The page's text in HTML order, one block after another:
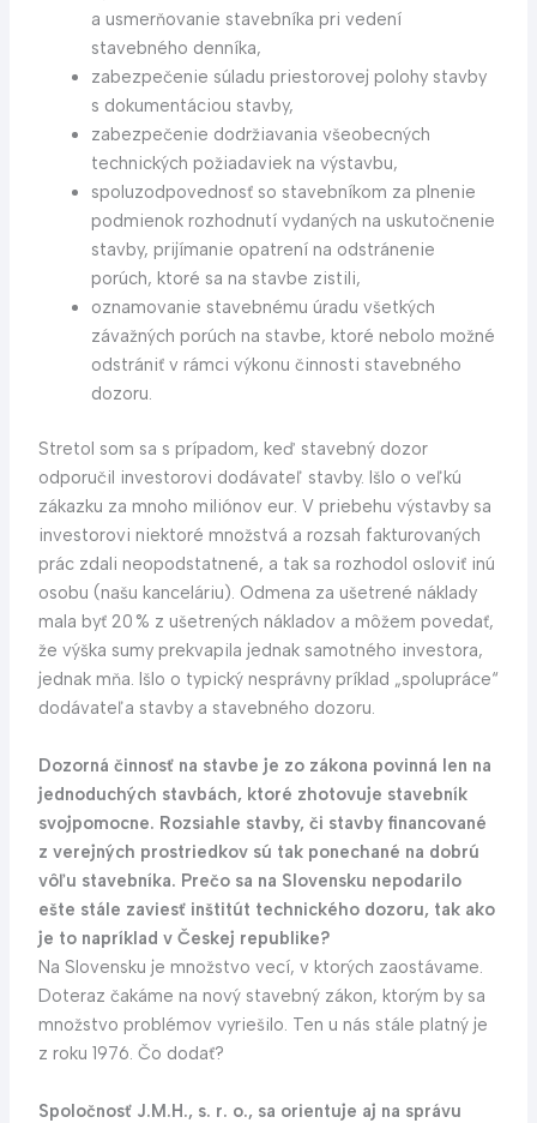
a usmerňovanie stavebníka pri vedení
stavebného denníka,
zabezpečenie súladu priestorovej polohy stavby
s dokumentáciou stavby,
zabezpečenie dodržiavania všeobecných
technických požiadaviek na výstavbu,
spoluzodpovednosť so stavebníkom za plnenie
podmienok rozhodnutí vydaných na uskutočnenie
stavby, prijímanie opatrení na odstránenie
porúch, ktoré sa na stavbe zistili,
oznamovanie stavebnému úradu všetkých
závažných porúch na stavbe, ktoré nebolo možné
odstrániť v rámci výkonu činnosti stavebného
dozoru.
Stretol som sa s prípadom, keď stavebný dozor
odporučil investorovi dodávateľ stavby. Išlo o veľkú
zákazku za mnoho miliónov eur. V priebehu výstavby sa
investorovi niektoré množstvá a rozsah fakturovaných
prác zdali neopodstatnené, a tak sa rozhodol osloviť inú
osobu (našu kanceláriu). Odmena za ušetrené náklady
mala byť 20 % z ušetrených nákladov a môžem povedať,
že výška sumy prekvapila jednak samotného investora,
jednak mňa. Išlo o typický nesprávny príklad „spolupráce“
dodávateľa stavby a stavebného dozoru.
Dozorná činnosť na stavbe je zo zákona povinná len na
jednoduchých stavbách, ktoré zhotovuje stavebník
svojpomocne. Rozsiahle stavby, či stavby financované
z verejných prostriedkov sú tak ponechané na dobrú
vôľu stavebníka. Prečo sa na Slovensku nepodarilo
ešte stále zaviesť inštitút technického dozoru, tak ako
je to napríklad v Českej republike?
Na Slovensku je množstvo vecí, v ktorých zaostávame.
Doteraz čakáme na nový stavebný zákon, ktorým by sa
množstvo problémov vyriešilo. Ten u nás stále platný je
z roku 1976. Čo dodať?
Spoločnosť J.M.H., s. r. o., sa orientuje aj na správu